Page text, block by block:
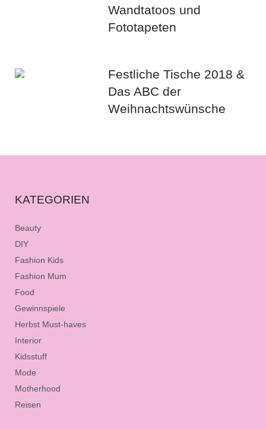
Wandtatoos und
Fototapeten
Festliche Tische 2018 &
Das ABC der
Weihnachtswünsche
KATEGORIEN
Beauty
DIY
Fashion Kids
Fashion Mum
Food
Gewinnspiele
Herbst Must-haves
Interior
Kidsstuff
Mode
Motherhood
Reisen